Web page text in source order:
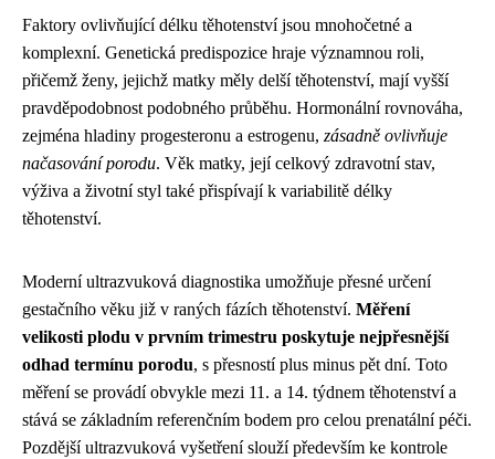
Faktory ovlivňující délku těhotenství jsou mnohočetné a
komplexní. Genetická predispozice hraje významnou roli,
přičemž ženy, jejichž matky měly delší těhotenství, mají vyšší
pravděpodobnost podobného průběhu. Hormonální rovnováha,
zejména hladiny progesteronu a estrogenu, zásadně ovlivňuje
načasování porodu. Věk matky, její celkový zdravotní stav,
výživa a životní styl také přispívají k variabilitě délky
těhotenství.
Moderní ultrazvuková diagnostika umožňuje přesné určení
gestačního věku již v raných fázích těhotenství. Měření
velikosti plodu v prvním trimestru poskytuje nejpřesnější
odhad termínu porodu, s přesností plus minus pět dní. Toto
měření se provádí obvykle mezi 11. a 14. týdnem těhotenství a
stává se základním referenčním bodem pro celou prenatální péči.
Pozdější ultrazvuková vyšetření slouží především ke kontrole